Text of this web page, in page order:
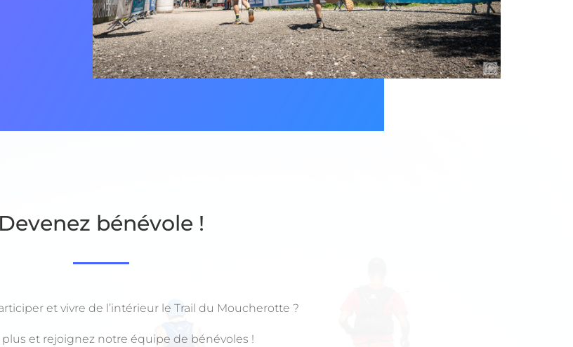
Devenez bénévole !
et vivre de l’intérieur le Trail du Moucherotte ?
plus et rejoignez notre équipe de bénévoles !